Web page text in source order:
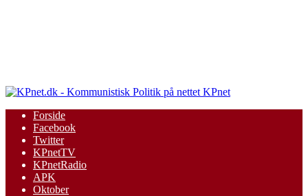
KPnet
Forside
Facebook
Twitter
KPnetTV
KPnetRadio
APK
Oktober